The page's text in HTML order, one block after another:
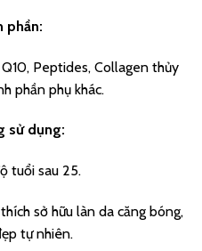
phần:
Peptides, Collagen thủy
phần phụ khác.
sử dụng:
tuổi sau 25.
sở hữu làn da căng bóng,
tự nhiên.